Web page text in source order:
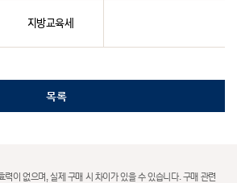
지방교육세
목록
력이 없으며, 실제 구매 시 차이가 있을 수 있습니다. 구매 관련